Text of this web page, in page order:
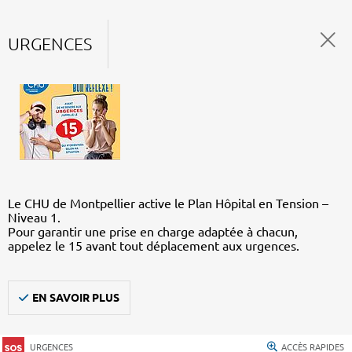
URGENCES
Le CHU de Montpellier active le Plan Hôpital en Tension –
Niveau 1.
Pour garantir une prise en charge adaptée à chacun,
appelez le 15 avant tout déplacement aux urgences.
EN SAVOIR PLUS
URGENCES ACCÈS RAPIDES